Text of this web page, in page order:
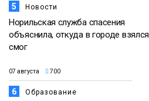
5 Новости
Норильская служба спасения
объяснила, откуда в городе взялся
смог
07 августа 700
6 Образование